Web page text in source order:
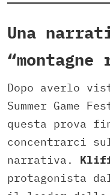
Una
“montagne
Dopo averlo
Summer Game
questa prova
concentrarci
narrativa.
protagonista